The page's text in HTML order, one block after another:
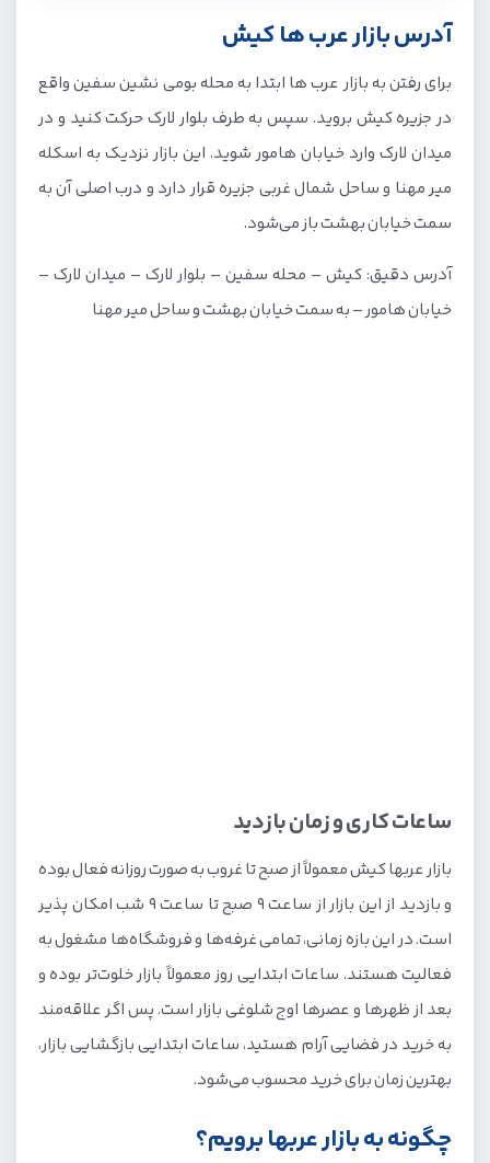
ساعات کاری و زمان بازدید
چگونه به بازار عربها برویم؟
معرفی بازار عرب ها در کیش
انواع کالاها و محصولات بازار عرب ها کیش
امکانات و خدمات موجود در بازار عرب ها کیش
پارکینگ عمومی
غرفه‌ها و رستوران‌ها
آدرس بازار عرب ها کیش
برای رفتن به بازار عرب ها ابتدا به محله بومی نشین سفین واقع
در جزیره کیش بروید. سپس به طرف بلوار لارک حرکت کنید و در
میدان لارک وارد خیابان هامور شوید. این بازار نزدیک به اسکله
میر مهنا و ساحل شمال غربی جزیره قرار دارد و درب اصلی آن به
سمت خیابان بهشت باز می‌شود.
آدرس دقیق: کیش – محله سفین – بلوار لارک – میدان لارک –
خیابان هامور – به سمت خیابان بهشت و ساحل میر مهنا
ساعات کاری و زمان بازدید
بازار عربها کیش معمولاً از صبح تا غروب به‌ صورت روزانه فعال بوده
و بازدید از این بازار از ساعت ۹ صبح تا ساعت ۹ شب امکان پذیر
است. در این بازه زمانی، تمامی غرفه‌ها و فروشگاه‌ها مشغول به
فعالیت هستند. ساعات ابتدایی روز معمولاً بازار خلوت‌تر بوده و
بعد از ظهرها و عصرها اوج شلوغی بازار است. پس اگر علاقه‌مند
به خرید در فضایی آرام هستید، ساعات ابتدایی بازگشایی بازار،
بهترین زمان برای خرید محسوب می‌شود.
چگونه به بازار عربها برویم؟